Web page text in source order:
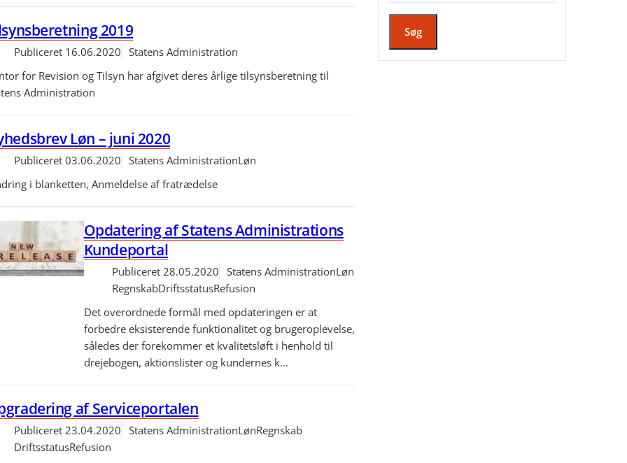
2019
Publiceret 16.06.2020 Statens Administration
for Revision og Tilsyn har afgivet deres årlige tilsynsberetning til
Administration
Løn – juni 2020
Publiceret 03.06.2020 Statens AdministrationLøn
i blanketten, Anmeldelse af fratrædelse
Opdatering af Statens Administrations
Kundeportal
Publiceret 28.05.2020 Statens AdministrationLøn
RegnskabDriftsstatusRefusion
Det overordnede formål med opdateringen er at
forbedre eksisterende funktionalitet og brugeroplevelse,
således der forekommer et kvalitetsløft i henhold til
drejebogen, aktionslister og kundernes k...
af Serviceportalen
Publiceret 23.04.2020 Statens AdministrationLønRegnskab
DriftsstatusRefusion
Søg